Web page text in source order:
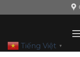
to
Tiếng Việt ▼